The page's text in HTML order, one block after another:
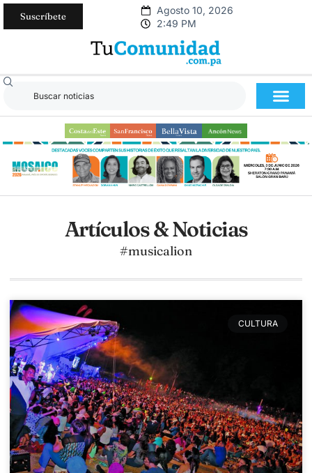
Suscríbete
Agosto 10, 2026
2:49 PM
Artículos & Noticias
#musicalion
CULTURA